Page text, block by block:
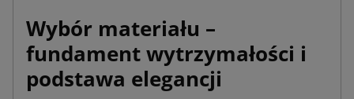
Wybór materiału –
fundament wytrzymałości i
podstawa elegancji